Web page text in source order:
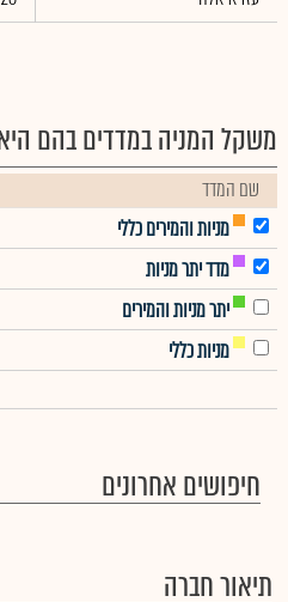
משקל המניה במדדים בהם
שם המדד
מניות והמירים כללי
מדד יתר מניות
יתר מניות והמירים
מניות כללי
חיפושים אחרונים
תיאור חברה